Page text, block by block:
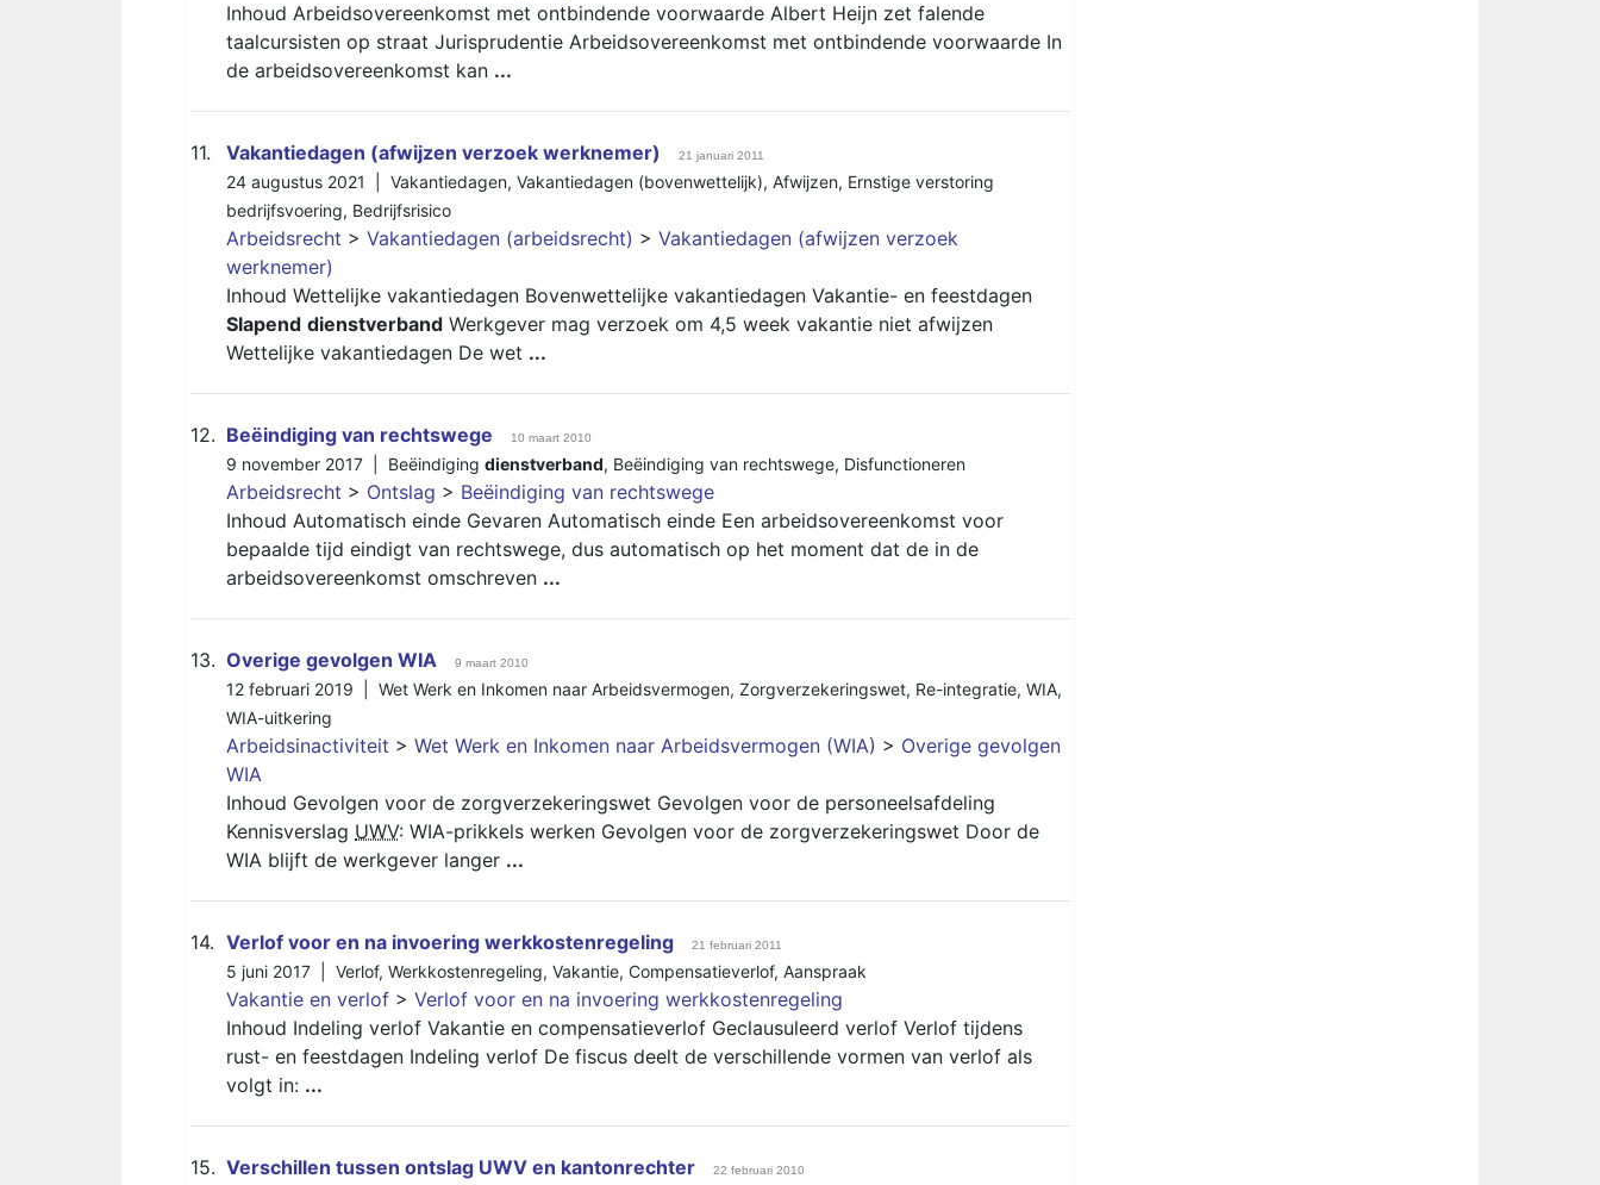
Inhoud Arbeidsovereenkomst met ontbindende voorwaarde Albert Heijn zet falende
taalcursisten op straat Jurisprudentie Arbeidsovereenkomst met ontbindende voorwaarde In
de arbeidsovereenkomst kan ...
11. Vakantiedagen (afwijzen verzoek werknemer) 21 januari 2011
24 augustus 2021 | Vakantiedagen, Vakantiedagen (bovenwettelijk), Afwijzen, Ernstige verstoring
bedrijfsvoering, Bedrijfsrisico
Arbeidsrecht > Vakantiedagen (arbeidsrecht) > Vakantiedagen (afwijzen verzoek
werknemer)
Inhoud Wettelijke vakantiedagen Bovenwettelijke vakantiedagen Vakantie- en feestdagen
Slapend dienstverband Werkgever mag verzoek om 4,5 week vakantie niet afwijzen
Wettelijke vakantiedagen De wet ...
12. Beëindiging van rechtswege 10 maart 2010
9 november 2017 | Beëindiging dienstverband, Beëindiging van rechtswege, Disfunctioneren
Arbeidsrecht > Ontslag > Beëindiging van rechtswege
Inhoud Automatisch einde Gevaren Automatisch einde Een arbeidsovereenkomst voor
bepaalde tijd eindigt van rechtswege, dus automatisch op het moment dat de in de
arbeidsovereenkomst omschreven ...
13. Overige gevolgen WIA 9 maart 2010
12 februari 2019 | Wet Werk en Inkomen naar Arbeidsvermogen, Zorgverzekeringswet, Re-integratie, WIA,
WIA-uitkering
Arbeidsinactiviteit > Wet Werk en Inkomen naar Arbeidsvermogen (WIA) > Overige gevolgen
WIA
Inhoud Gevolgen voor de zorgverzekeringswet Gevolgen voor de personeelsafdeling
Kennisverslag UWV: WIA-prikkels werken Gevolgen voor de zorgverzekeringswet Door de
WIA blijft de werkgever langer ...
14. Verlof voor en na invoering werkkostenregeling 21 februari 2011
5 juni 2017 | Verlof, Werkkostenregeling, Vakantie, Compensatieverlof, Aanspraak
Vakantie en verlof > Verlof voor en na invoering werkkostenregeling
Inhoud Indeling verlof Vakantie­ en compensatieverlof Geclausuleerd verlof Verlof tijdens
rust- en feestdagen Indeling verlof De fiscus deelt de verschillende vormen van verlof als
volgt in: ...
15. Verschillen tussen ontslag UWV en kantonrechter 22 februari 2010